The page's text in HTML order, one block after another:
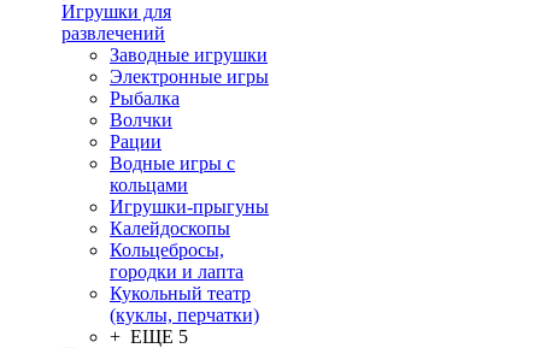
Игрушки для
развлечений
Заводные игрушки
Электронные игры
Рыбалка
Волчки
Рации
Водные игры с
кольцами
Игрушки-прыгуны
Калейдоскопы
Кольцебросы,
городки и лапта
Кукольный театр
(куклы, перчатки)
+ ЕЩЕ 5